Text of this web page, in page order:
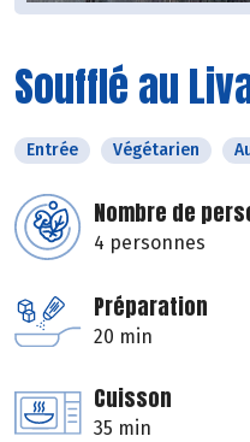
Soufflé au
Entrée Végétarien
Nombre de
4 personnes
Préparation
20 min
Cuisson
35 min